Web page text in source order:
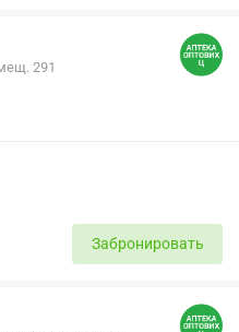
291
Забронировать